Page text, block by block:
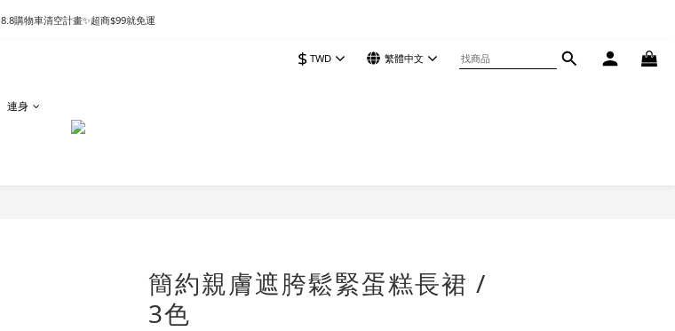
8.8購物車清空計畫✨超商$99就免運
$ TWD 繁體中文
連身
簡約親膚遮胯鬆緊蛋糕長裙 /
3色